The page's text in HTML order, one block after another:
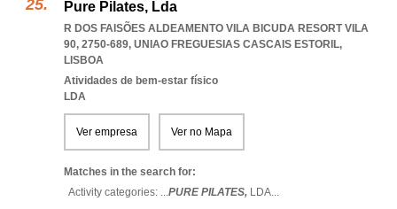
Pure Pilates, Lda
R DOS FAISÕES ALDEAMENTO VILA BICUDA RESORT VILA
90, 2750-689, UNIAO FREGUESIAS CASCAIS ESTORIL,
LISBOA
Atividades de bem-estar físico
LDA
Ver empresa Ver no Mapa
Matches in the search for:
Activity categories: ...PURE PILATES, LDA...